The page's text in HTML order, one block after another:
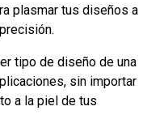
plasmar tus diseños a
tipo de diseño de una
sin importar
a la piel de tus